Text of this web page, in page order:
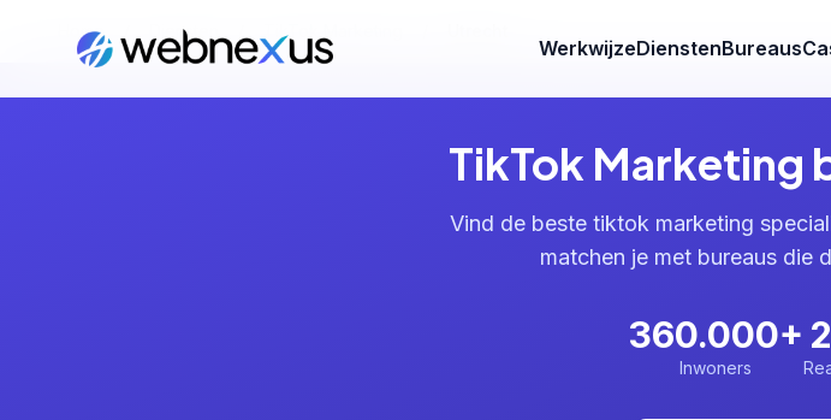
WerkwijzeDienstenBureaus
Home Diensten TikTok Marketing
TikTok Marketing
Vind de beste tiktok marketing
matchen je met bureaus die
360.000+
Inwoners